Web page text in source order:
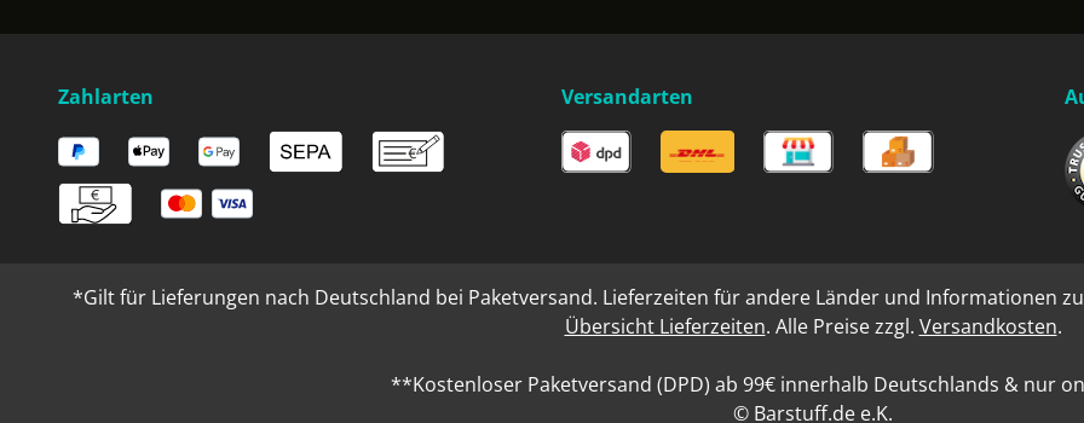
Zahlarten Versandarten
*Gilt für Lieferungen nach Deutschland bei Paketversand. Lieferzeiten für andere Länder und Informationen
Übersicht Lieferzeiten. Alle Preise zzgl. Versandkosten.
**Kostenloser Paketversand (DPD) ab 99€ innerhalb Deutschlands & nur
© Barstuff.de e.K.